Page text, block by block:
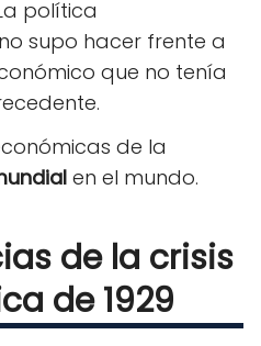
política
supo hacer frente a
que no tenía
de la
en el mundo.
de la crisis
de 1929